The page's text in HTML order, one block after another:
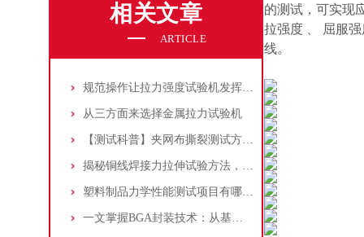
相关文章
ARTICLE
规范操作让拉力强度试验机发挥实效
从三方面来选择金属拉力试验机
【测试科普】夹网布撕裂测试方法及电子万能试验机应用汇总！
揭秘铜线焊接力拉伸试验方法，附拉力试验机操作指南!
塑料制品力学性能测试项目有哪些？万能材料试验机检测方法及应用解析
一文掌握BGA封装技术：从基础到可靠性测试，推拉力测试机如何保障品质？
的测试，可实现
拉强度 、 屈服
线。